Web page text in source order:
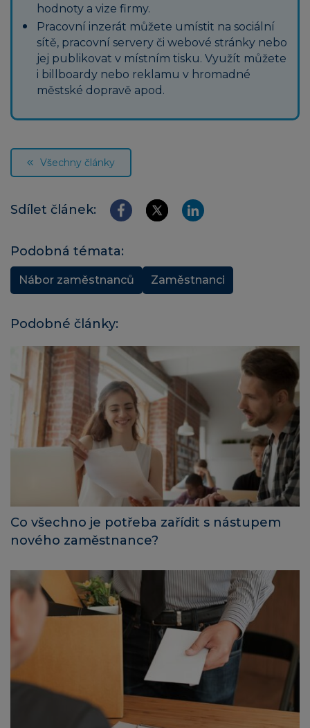
hodnoty a vize firmy.
Pracovní inzerát můžete umístit na sociální
sítě, pracovní servery či webové stránky nebo
jej publikovat v místním tisku. Využít můžete
i billboardy nebo reklamu v hromadné
městské dopravě apod.
Všechny články
Sdílet článek:
Podobná témata:
Nábor zaměstnanců Zaměstnanci
Podobné články:
Co všechno je potřeba zařídit s nástupem
nového zaměstnance?